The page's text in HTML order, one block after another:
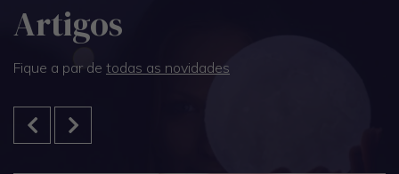
Artigos
Fique a par de todas as novidades